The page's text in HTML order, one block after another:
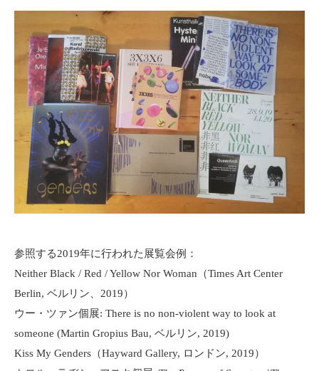
参照する2019年に行われた展覧会例：
Neither Black / Red / Yellow Nor Woman（Times Art Center
Berlin, ベルリン、2019）
ウー・ツァン個展: There is no non-violent way to look at
someone (Martin Gropius Bau, ベルリン, 2019)
Kiss My Genders（Hayward Gallery, ロンドン, 2019）